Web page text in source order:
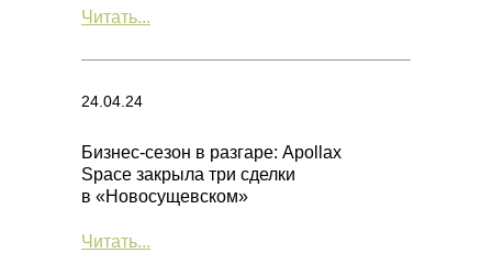
Читать...
24.04.24
Бизнес-сезон в разгаре: Apollax
Space закрыла три сделки
в «Новосущевском»
Читать...